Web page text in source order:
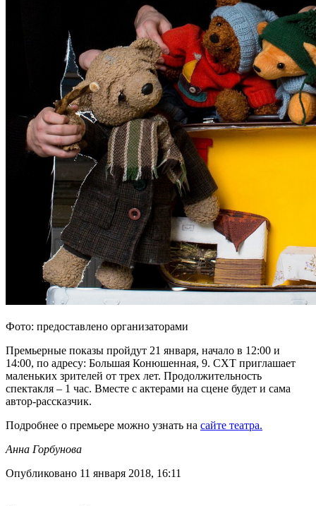
Фото: предоставлено организаторами
Премьерные показы пройдут 21 января, начало в 12:00 и
14:00, по адресу: Большая Конюшенная, 9. СХТ приглашает
маленьких зрителей от трех лет. Продолжительность
спектакля – 1 час. Вместе с актерами на сцене будет и сама
автор-рассказчик.
Подробнее о премьере можно узнать на сайте театра.
Анна Горбунова
Опубликовано 11 января 2018, 16:11